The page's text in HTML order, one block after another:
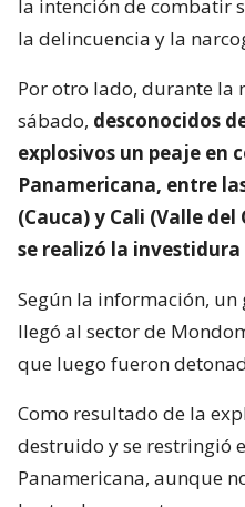
la intención de combatir
la delincuencia y la
Por otro lado, durante la
sábado, desconocidos
explosivos un peaje en
Panamericana, entre
(Cauca) y Cali (Valle
se realizó la investidura
Según la información,
llegó al sector de
que luego fueron
Como resultado de la
destruido y se restringió
Panamericana, aunque